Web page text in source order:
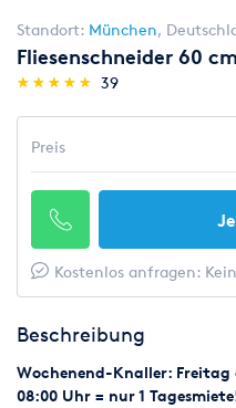
Standort: München,
Fliesenschneider 60
(*)
★
★
(*)★
★
(*) ★
★
(*) ★
★
(*) ★
★ 39
Preis
Kostenlos anfragen:
Beschreibung
Wochenend-Knaller:
08:00 Uhr = nur 1